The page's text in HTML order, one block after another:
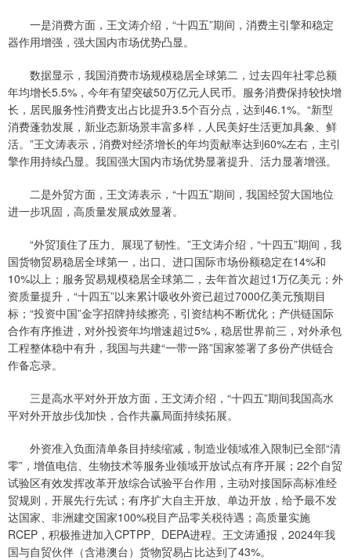
一是消费方面，王文涛介绍，“十四五”期间，消费主引擎和稳定
器作用增强，强大国内市场优势凸显。
数据显示，我国消费市场规模稳居全球第二，过去四年社零总额
年均增长5.5%，今年有望突破50万亿元人民币。服务消费保持较快增
长，居民服务性消费支出占比提升3.5个百分点，达到46.1%。“新型
消费蓬勃发展，新业态新场景丰富多样，人民美好生活更加具象、鲜
活。”王文涛表示，消费对经济增长的年均贡献率达到60%左右，主引
擎作用持续凸显。我国强大国内市场优势显著提升、活力显著增强。
二是外贸方面，王文涛表示，“十四五”期间，我国经贸大国地位
进一步巩固，高质量发展成效显著。
“外贸顶住了压力、展现了韧性。”王文涛介绍，“十四五”期间，我
国货物贸易稳居全球第一，出口、进口国际市场份额稳定在14%和
10%以上；服务贸易规模稳居全球第二，去年首次超过1万亿美元；外
资质量提升，“十四五”以来累计吸收外资已超过7000亿美元预期目
标；“投资中国”金字招牌持续擦亮，引资结构不断优化；产供链国际
合作有序推进，对外投资年均增速超过5%，稳居世界前三，对外承包
工程整体稳中有升，我国与共建“一带一路”国家签署了多份产供链合
作备忘录。
三是高水平对外开放方面，王文涛介绍，“十四五”期间我国高水
平对外开放步伐加快，合作共赢局面持续拓展。
外资准入负面清单条目持续缩减，制造业领域准入限制已全部“清
零”，增值电信、生物技术等服务业领域开放试点有序开展；22个自贸
试验区有效发挥改革开放综合试验平台作用，主动对接国际高标准经
贸规则，开展先行先试；有序扩大自主开放、单边开放，给予最不发
达国家、非洲建交国家100%税目产品零关税待遇；高质量实施
RCEP，积极推进加入CPTPP、DEPA进程。王文涛通报，2024年我
国与自贸伙伴（含港澳台）货物贸易占比达到了43%。